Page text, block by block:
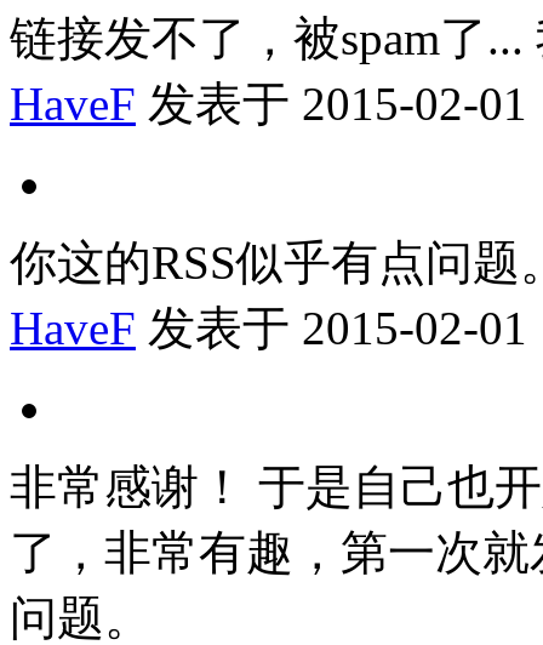
链接发不了，被spam了
HaveF 发表于 2015-02-01
你这的RSS似乎有点问题
HaveF 发表于 2015-02-01
非常感谢！ 于是自己也
了，非常有趣，第一次
问题。